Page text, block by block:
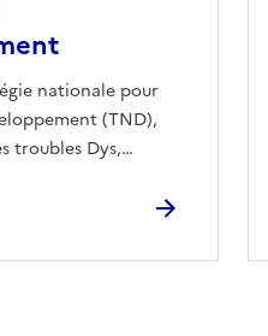
nationale pour
(TND),
troubles Dys,…